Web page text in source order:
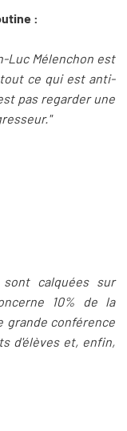
:
Luc Mélenchon est
ce qui est anti-
pas regarder une
sont calquées sur
10% de la
grande conférence
d'élèves et, enfin,